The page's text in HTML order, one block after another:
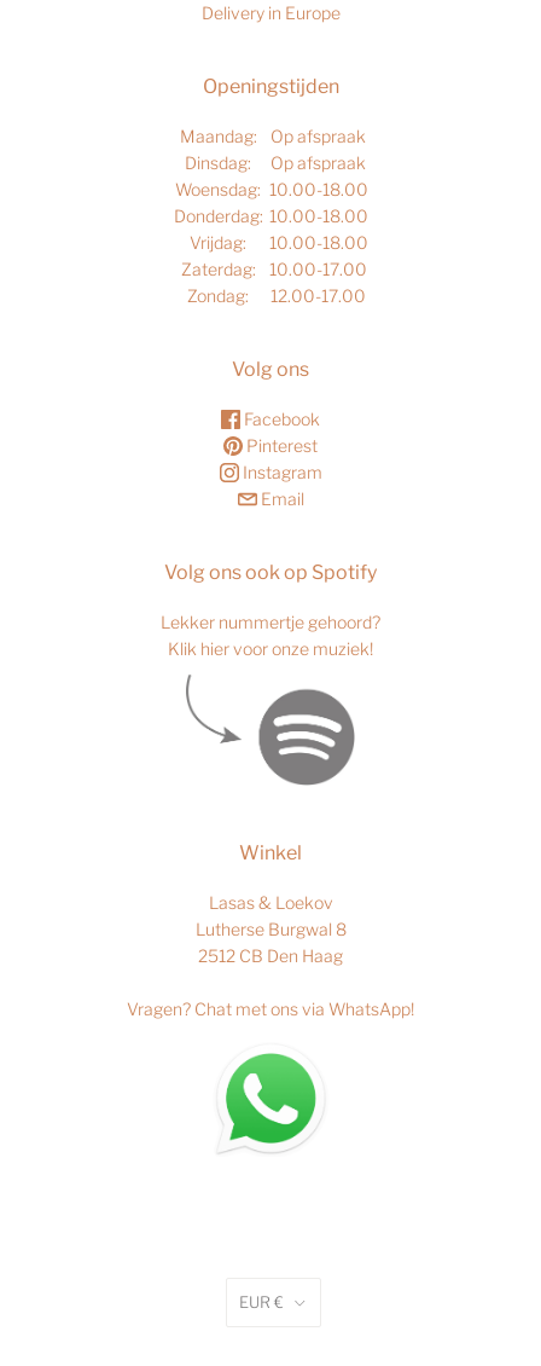
Delivery in Europe
Openingstijden
Maandag:
Op afspraak
Dinsdag:
Op afspraak
Woensdag: 10.00-18.00
Donderdag: 10.00-18.00
Vrijdag:
10.00-18.00
Zaterdag:
10.00-17.00
Zondag:
12.00-17.00
Volg ons
Facebook
Pinterest
Instagram
Email
Volg ons ook op Spotify
Lekker nummertje gehoord?
Klik hier voor onze muziek!
Winkel
Lasas & Loekov
Lutherse Burgwal 8
2512 CB Den Haag
Vragen? Chat met ons via WhatsApp!
EUR €